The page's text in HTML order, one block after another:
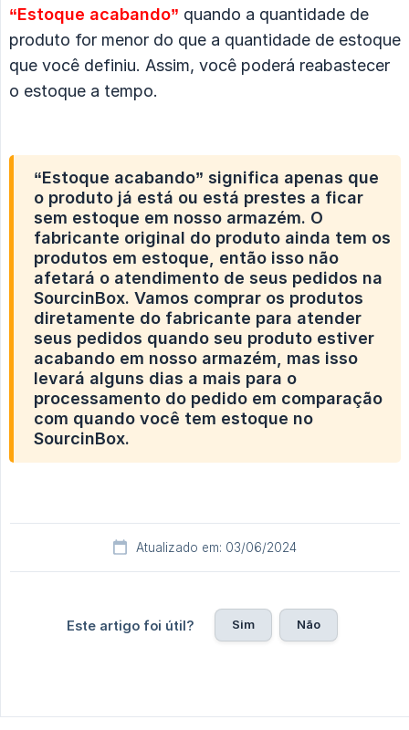
“Estoque acabando” quando a quantidade de
produto for menor do que a quantidade de estoque
que você definiu. Assim, você poderá reabastecer
o estoque a tempo.
“Estoque acabando” significa apenas que
o produto já está ou está prestes a ficar
sem estoque em nosso armazém. O
fabricante original do produto ainda tem os
produtos em estoque, então isso não
afetará o atendimento de seus pedidos na
SourcinBox. Vamos comprar os produtos
diretamente do fabricante para atender
seus pedidos quando seu produto estiver
acabando em nosso armazém, mas isso
levará alguns dias a mais para o
processamento do pedido em comparação
com quando você tem estoque no
SourcinBox.
Atualizado em: 03/06/2024
Este artigo foi útil? Sim Não